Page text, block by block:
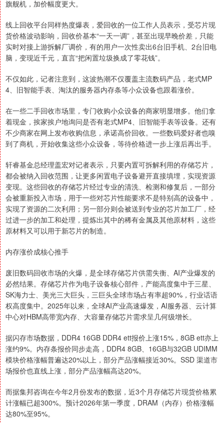
旗舰机，加价幅度更大。
线上回收平台同样热度爆表，爱回收的一位工作人员表示，受芯片现
货价格波动影响，回收价基本“一天一调”，甚至出现早晚价差，只能
实时对接上游拆解厂调价，有的用户一次性卖出6台旧手机、2台旧电
脑，变现近千元，直言“把闲置垃圾换成了零花钱”。
不仅如此，记者注意到，这波热潮不仅覆盖主流数码产品，老式MP
4、旧智能手表、淘汰的服务器内存条等小众设备也跟着涨价。
在一些二手回收市场里，专门收购小众设备的商家明显增多。他们拿
着现金，挨家挨户地询问是否有老式MP4、旧智能手表等设备。还有
不少商家在网上发布收购信息，承诺高价回收。一些数码爱好者也嗅
到了商机，开始收集这些小众设备，等待价格进一步上涨后再出手。
轩睿基金总经理盖宏对记者表示，只要内置可拆解利用的存储芯片，
都会被纳入回收范围，让更多闲置电子设备避开直接填埋，实现资源
变现。这些回收的存储芯片经过专业的清洗、检测和修复后，一部分
会被重新投入市场，用于一些对芯片性能要求不是特别高的设备中，
实现了资源的二次利用；另一部分则会被送到专业的芯片加工厂，经
过进一步的加工和处理，提炼出其中的稀有金属及其他原材料，这些
原材料又可以用于新芯片的制造。
内存涨价成核心推手
废旧数码回收市场的火爆，是全球存储芯片供需失衡、AI产业爆发的
必然结果。存储芯片作为电子设备核心部件，产能高度集中于三星、
SK海力士、美光三大巨头，三巨头全球市场占有率超90%，行业话语
权高度集中。2025年以来，全球AI产业高速爆发，AI服务器、云计算
中心对HBM高带宽内存、大容量存储芯片需求呈几何级增长。
据闪存市场数据，DDR4 16GB DDR4 ett报价上涨15%，8GB ett亦上
涨约9%。内存条报价同步走高，DDR4 8GB、16GB与32GB UDIMM
模块价格涨幅普遍达20%以上，部分产品涨幅接近30%。SSD 渠道市
场报价也直线上涨，部分产品涨幅高达20%。
而据集邦咨询在今年2月份发布的数据，近3个月存储芯片现货价格累
计涨幅已超300%。预计2026年第一季度，DRAM（内存）价格涨幅
达80%至95%。